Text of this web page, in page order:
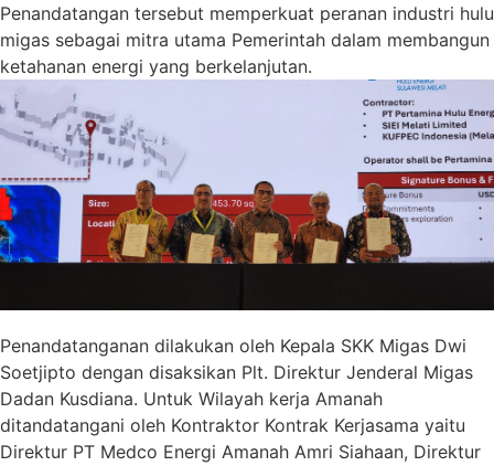
Penandatangan tersebut memperkuat peranan industri hulu
migas sebagai mitra utama Pemerintah dalam membangun
ketahanan energi yang berkelanjutan.
Penandatanganan dilakukan oleh Kepala SKK Migas Dwi
Soetjipto dengan disaksikan Plt. Direktur Jenderal Migas
Dadan Kusdiana. Untuk Wilayah kerja Amanah
ditandatangani oleh Kontraktor Kontrak Kerjasama yaitu
Direktur PT Medco Energi Amanah Amri Siahaan, Direktur